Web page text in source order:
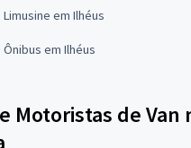
em Ilhéus
em Ilhéus
Motoristas de Van